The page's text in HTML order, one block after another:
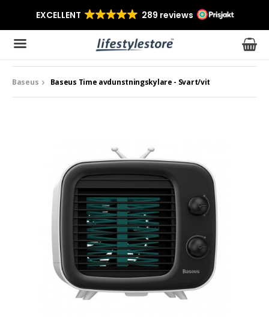
Produkten har blivit tillagd i varukorgen
Baseus Baseus Time avdunstningskylare - Svart/vit